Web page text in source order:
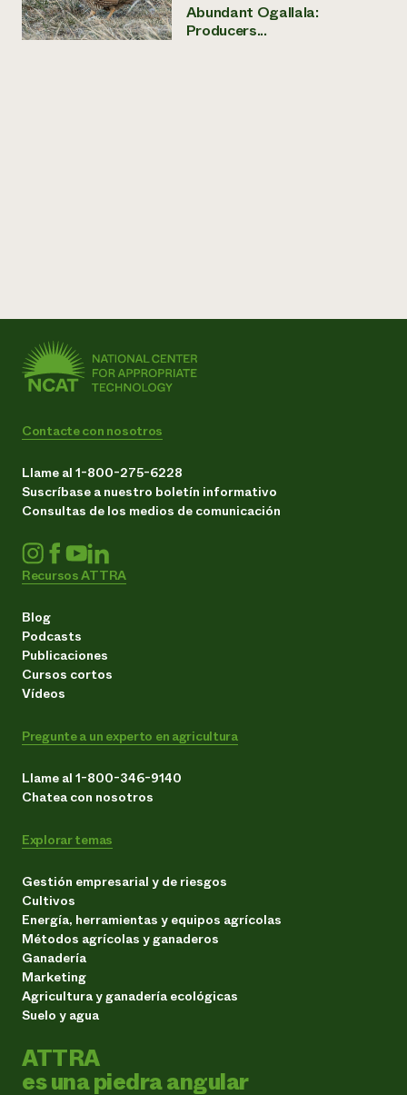
Abundant Ogallala:
Producers...
Contacte con nosotros
Llame al 1-800-275-6228
Suscríbase a nuestro boletín informativo
Consultas de los medios de comunicación
Recursos ATTRA
Blog
Podcasts
Publicaciones
Cursos cortos
Vídeos
Pregunte a un experto en agricultura
Llame al 1-800-346-9140
Chatea con nosotros
Explorar temas
Gestión empresarial y de riesgos
Cultivos
Energía, herramientas y equipos agrícolas
Métodos agrícolas y ganaderos
Ganadería
Marketing
Agricultura y ganadería ecológicas
Suelo y agua
ATTRA
es una piedra angular